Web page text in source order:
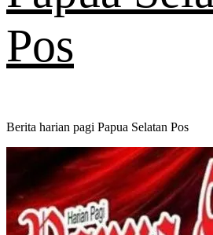
Pos
Berita harian pagi Papua Selatan Pos
Primary